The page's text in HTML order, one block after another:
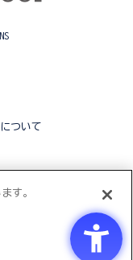
ついて
す。